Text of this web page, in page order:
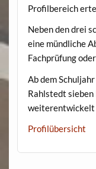
Profilbereich
Neben den drei
eine mündliche
Fachprüfung
Ab dem
Rahlstedt
weiterentwickelt
Profilübersicht